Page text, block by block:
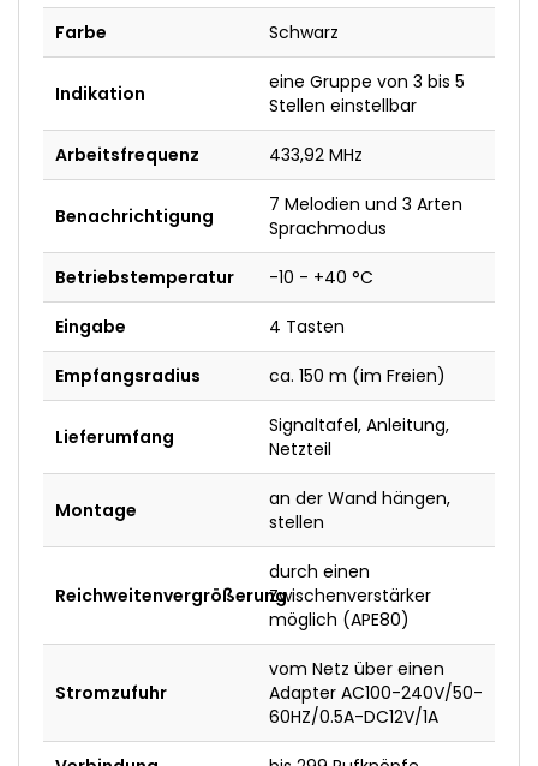
Farbe Schwarz
Indikation
eine Gruppe von 3 bis 5
Stellen einstellbar
Arbeitsfrequenz 433,92 MHz
Benachrichtigung
7 Melodien und 3 Arten
Sprachmodus
Betriebstemperatur -10 - +40 °C
Eingabe 4 Tasten
Empfangsradius ca. 150 m (im Freien)
Lieferumfang
Signaltafel, Anleitung,
Netzteil
Montage
an der Wand hängen,
stellen
Reichweitenvergrößerung
durch einen
Zwischenverstärker
möglich (APE80)
Stromzufuhr
vom Netz über einen
Adapter AC100-240V/50-
60HZ/0.5A-DC12V/1A